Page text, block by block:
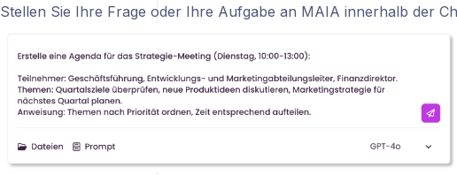
Stellen Sie Ihre Frage oder Ihre Aufgabe an MAIA innerhalb der